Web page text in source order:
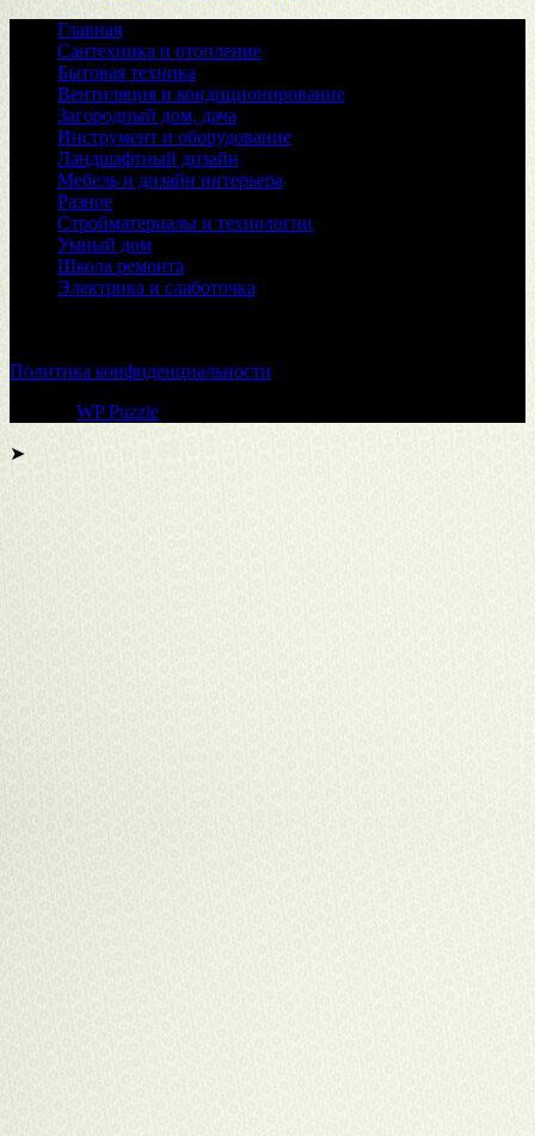
Главная
Сантехника и отопление
Бытовая техника
Вентиляция и кондиционирование
Загородный дом, дача
Инструмент и оборудование
Ландшафтный дизайн
Мебель и дизайн интерьера
Разное
Стройматериалы и технологии
Умный дом
Школа ремонта
Электрика и слаботочка
Политика конфиденциальности
WP Puzzle
➤